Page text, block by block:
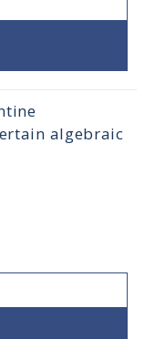
algebraic